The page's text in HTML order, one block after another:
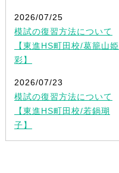
2026/07/25
模試の復習方法について
【東進HS町田校/葛籠山姫
彩】
2026/07/23
模試の復習方法について
【東進HS町田校/若鍋瑚
子】